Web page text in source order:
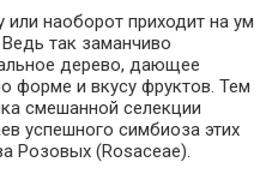
наоборот приходит на ум
так заманчиво
дерево, дающее
форме и вкусу фруктов. Тем
смешанной селекции
успешного симбиоза этих
Розовых (Rosaceae).